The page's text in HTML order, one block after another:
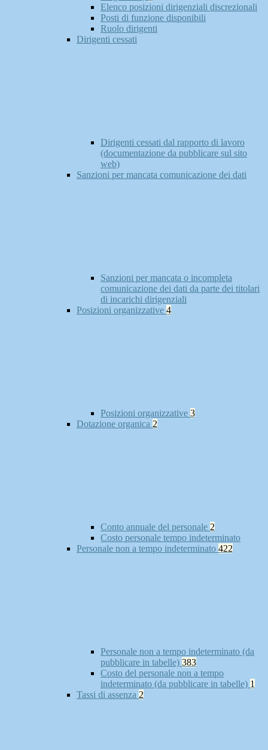
Elenco posizioni dirigenziali discrezionali
Posti di funzione disponibili
Ruolo dirigenti
Dirigenti cessati
Dirigenti cessati dal rapporto di lavoro
(documentazione da pubblicare sul sito
web)
Sanzioni per mancata comunicazione dei dati
Sanzioni per mancata o incompleta
comunicazione dei dati da parte dei titolari
di incarichi dirigenziali
Posizioni organizzative 4
Posizioni organizzative 3
Dotazione organica 2
Conto annuale del personale 2
Costo personale tempo indeterminato
Personale non a tempo indeterminato 422
Personale non a tempo indeterminato (da
pubblicare in tabelle) 383
Costo del personale non a tempo
indeterminato (da pubblicare in tabelle) 1
Tassi di assenza 2